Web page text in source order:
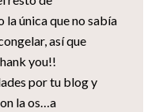
la única que no sabía
así que
you!!
por tu blog y
la os…a